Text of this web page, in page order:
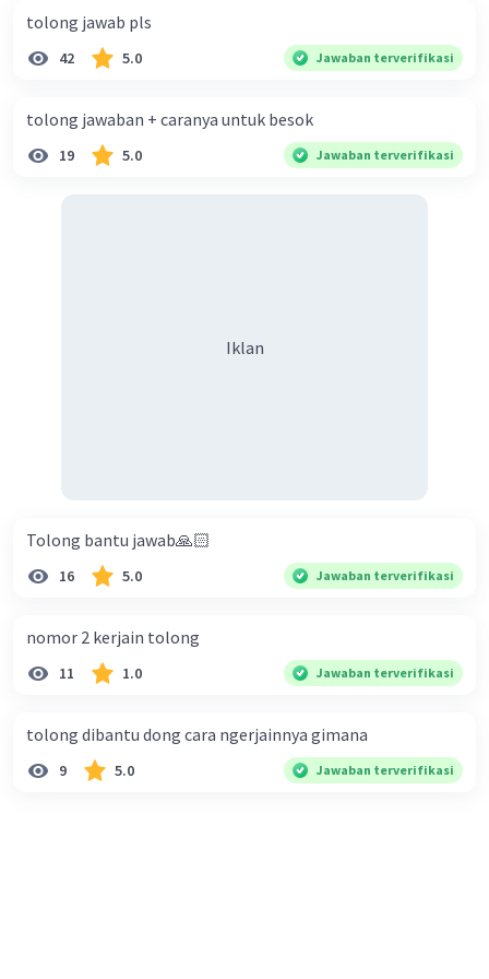
tolong jawab pls
42 5.0 Jawaban terverifikasi
tolong jawaban + caranya untuk besok
19 5.0 Jawaban terverifikasi
Iklan
Tolong bantu jawab🙏🏻
16 5.0 Jawaban terverifikasi
nomor 2 kerjain tolong
11 1.0 Jawaban terverifikasi
tolong dibantu dong cara ngerjainnya gimana
9 5.0 Jawaban terverifikasi